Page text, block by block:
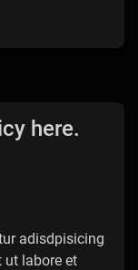
here.
adisdpisicing
ut labore et